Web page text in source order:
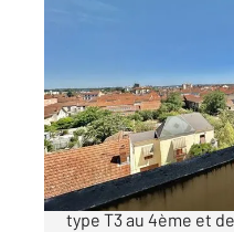
Appartement F3
60 300
ROANNE, quartier
type T3 au 4ème et